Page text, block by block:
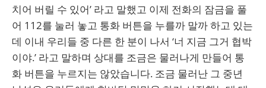
치어 버릴 수 있어’ 라고 말했고 이제 전화의 잠금을 풀
어 112를 눌러 놓고 통화 버튼을 누를까 말까 하고 있는
데 이내 우리들 중 다른 한 분이 나서 ‘너 지금 그거 협박
이야.’ 라고 말하며 상대를 조금은 물러나게 만들어 통
화 버튼을 누르지는 않았습니다. 조금 물러난 그 중년